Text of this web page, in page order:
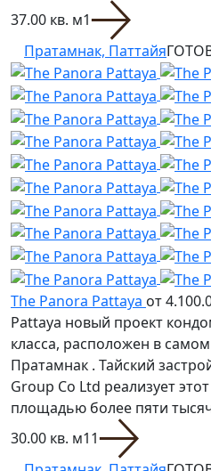
37.00 кв. м1
Пратамнак, Паттайя
The Panora Pattaya от
Pattaya новый проект
класса, расположен в
Пратамнак . Тайский
Group Co Ltd реализует
площадью более пяти
30.00 кв. м11